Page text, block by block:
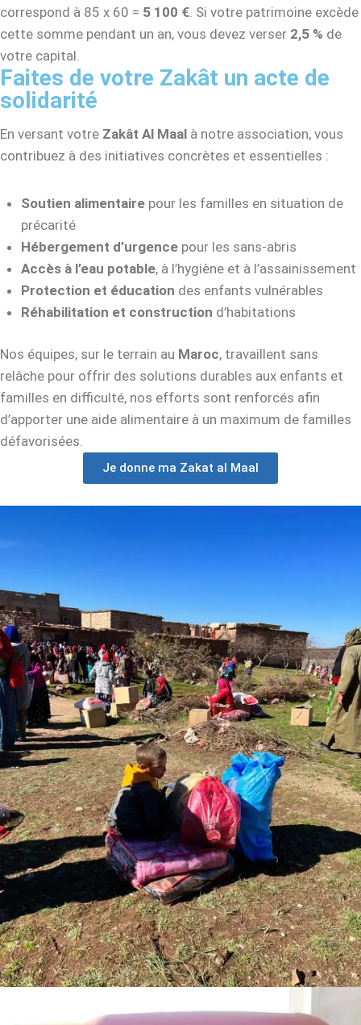
correspond à 85 x 60 = 5 100 € . Si votre patrimoine excède
cette somme pendant un an, vous devez verser 2,5 % de
votre capital.
Faites de votre Zakât un acte de
solidarité
En versant votre Zakât Al Maal à notre association, vous
contribuez à des initiatives concrètes et essentielles :
Soutien alimentairepour les familles en situation de
précarité
Hébergement d’urgencepour les sans-abris
Accès à l’eau potable, à l’hygiène et à l’assainissement
Protection et éducation des enfants vulnérables
Réhabilitation et construction d’habitations
Nos équipes, sur le terrain au Maroc, travaillent sans
relâche pour offrir des solutions durables aux enfants et
familles en difficulté, nos efforts sont renforcés afin
d’apporter une aide alimentaire à un maximum de familles
défavorisées.
Je donne ma Zakat al Maal